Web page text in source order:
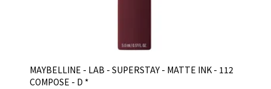
MAYBELLINE - LAB - SUPERSTAY - MATTE INK - 112
COMPOSE - D *